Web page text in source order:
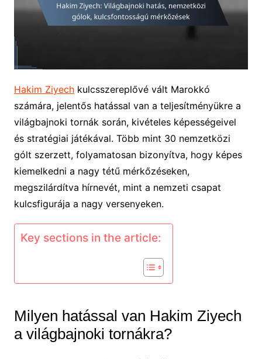
Hakim Ziyechkulcsszereplővé vált Marokkó
számára, jelentős hatással van a teljesítményükre a
világbajnoki tornák során, kivételes képességeivel
és stratégiai játékával. Több mint 30 nemzetközi
gólt szerzett, folyamatosan bizonyítva, hogy képes
kiemelkedni a nagy tétű mérkőzéseken,
megszilárdítva hírnevét, mint a nemzeti csapat
kulcsfigurája a nagy versenyeken.
Key sections in the article:
Milyen hatással van Hakim Ziyech
a világbajnoki tornákra?